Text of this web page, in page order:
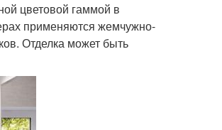
цветовой гаммой в
применяются жемчужно-
Отделка может быть